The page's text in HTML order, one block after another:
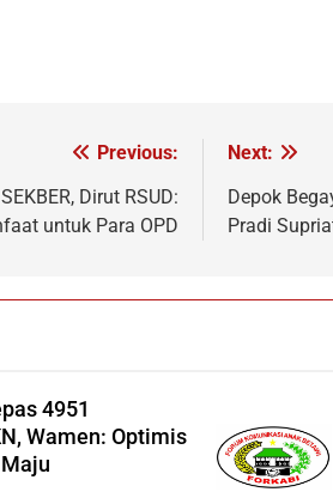
Previous:
Dirut RSUD:
untuk Para OPD
Next:
Depok
Pradi
4951
Wamen: Optimis